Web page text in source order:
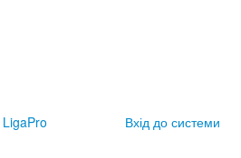
LigaPro Вхід до системи